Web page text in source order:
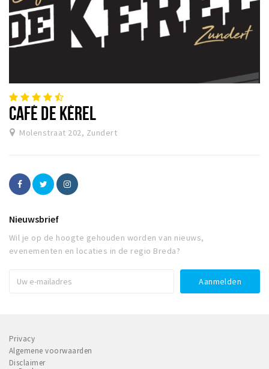
CAFÉ DE KÈREL
Molenstraat 202, Zundert
Nieuwsbrief
Wil je op de hoogte gehouden worden van nieuws,
evenementen en locaties in de regio Breda?
Privacy
Algemene voorwaarden
Disclaimer